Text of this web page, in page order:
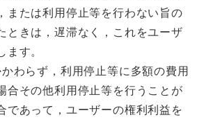
または利用停止等を行わない旨の
ときは，遅滞なく，これをユーザ
ます。
わらず，利用停止等に多額の費用
合その他利用停止等を行うことが
であって，ユーザーの権利利益を